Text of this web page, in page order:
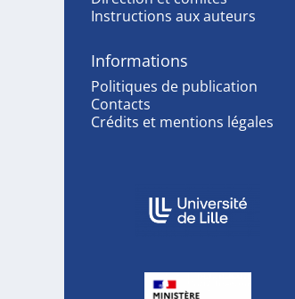
Instructions aux auteurs
Informations
Politiques de publication
Contacts
Crédits et mentions légales
Affiliations/partenaires